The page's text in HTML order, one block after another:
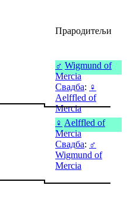
Прародитељи
♂ Wigmund of
Mercia
Свадба: ♀
Aelffled of
Mercia
♀ Aelffled of
Mercia
Свадба: ♂
Wigmund of
Mercia